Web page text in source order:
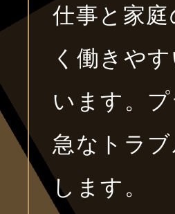
仕事と家
く働きや
います。
急なトラ
します。